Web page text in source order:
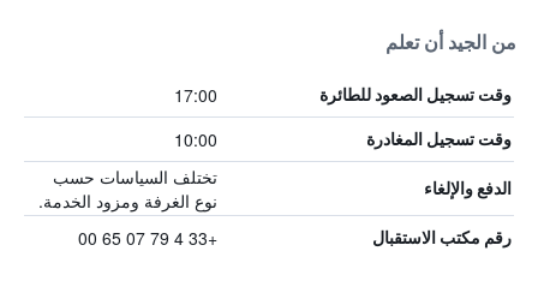
من الجيد أن تعلم
وقت تسجيل الصعود للطائرة 17:00
وقت تسجيل المغادرة 10:00
الدفع والإلغاء
تختلف السياسات حسب
نوع الغرفة ومزود الخدمة.
رقم مكتب الاستقبال +33 4 79 07 65 00